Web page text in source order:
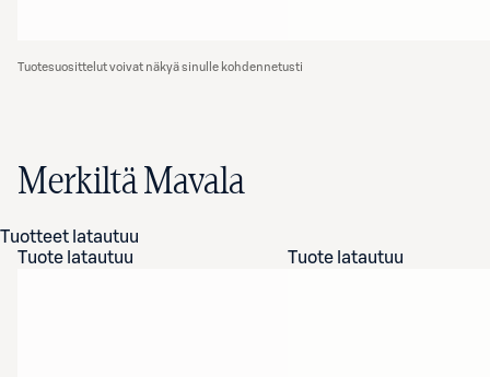
Tuotesuosittelut voivat näkyä sinulle kohdennetusti
Merkiltä Mavala
Tuotteet latautuu
Tuote latautuu
Tuote latautuu